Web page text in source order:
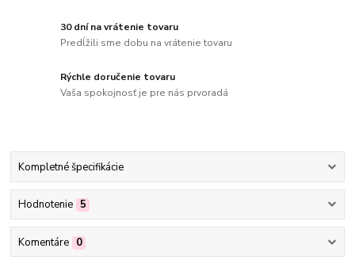
30 dní na vrátenie tovaru
Predĺžili sme dobu na vrátenie tovaru
Rýchle doručenie tovaru
Vaša spokojnosť je pre nás prvoradá
Kompletné špecifikácie
Hodnotenie 5
Komentáre 0